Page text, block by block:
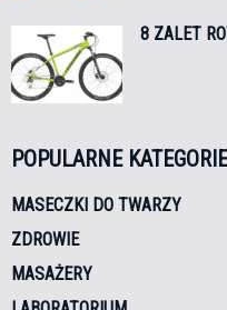
8 ZALET
POPULARNE KATEGORIE
MASECZKI DO TWARZY
ZDROWIE
MASAŻERY